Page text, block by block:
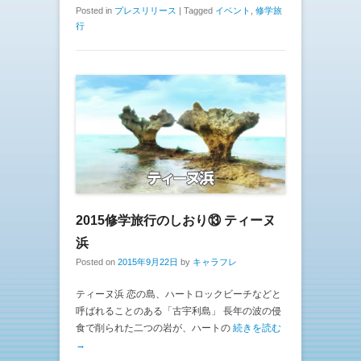
Posted in プレスリリース | Tagged イベント
修学旅
行
2015修学旅行のしおり⑬ ティーヌ
浜
Posted on 2015年9月22日 by キャラフレ
ティーヌ浜 恋の島、ハートロックビーチなどと
呼ばれることのある「古宇利島」 長年の波の侵
食で削られた二つの岩が、ハートの 続きを読む
→